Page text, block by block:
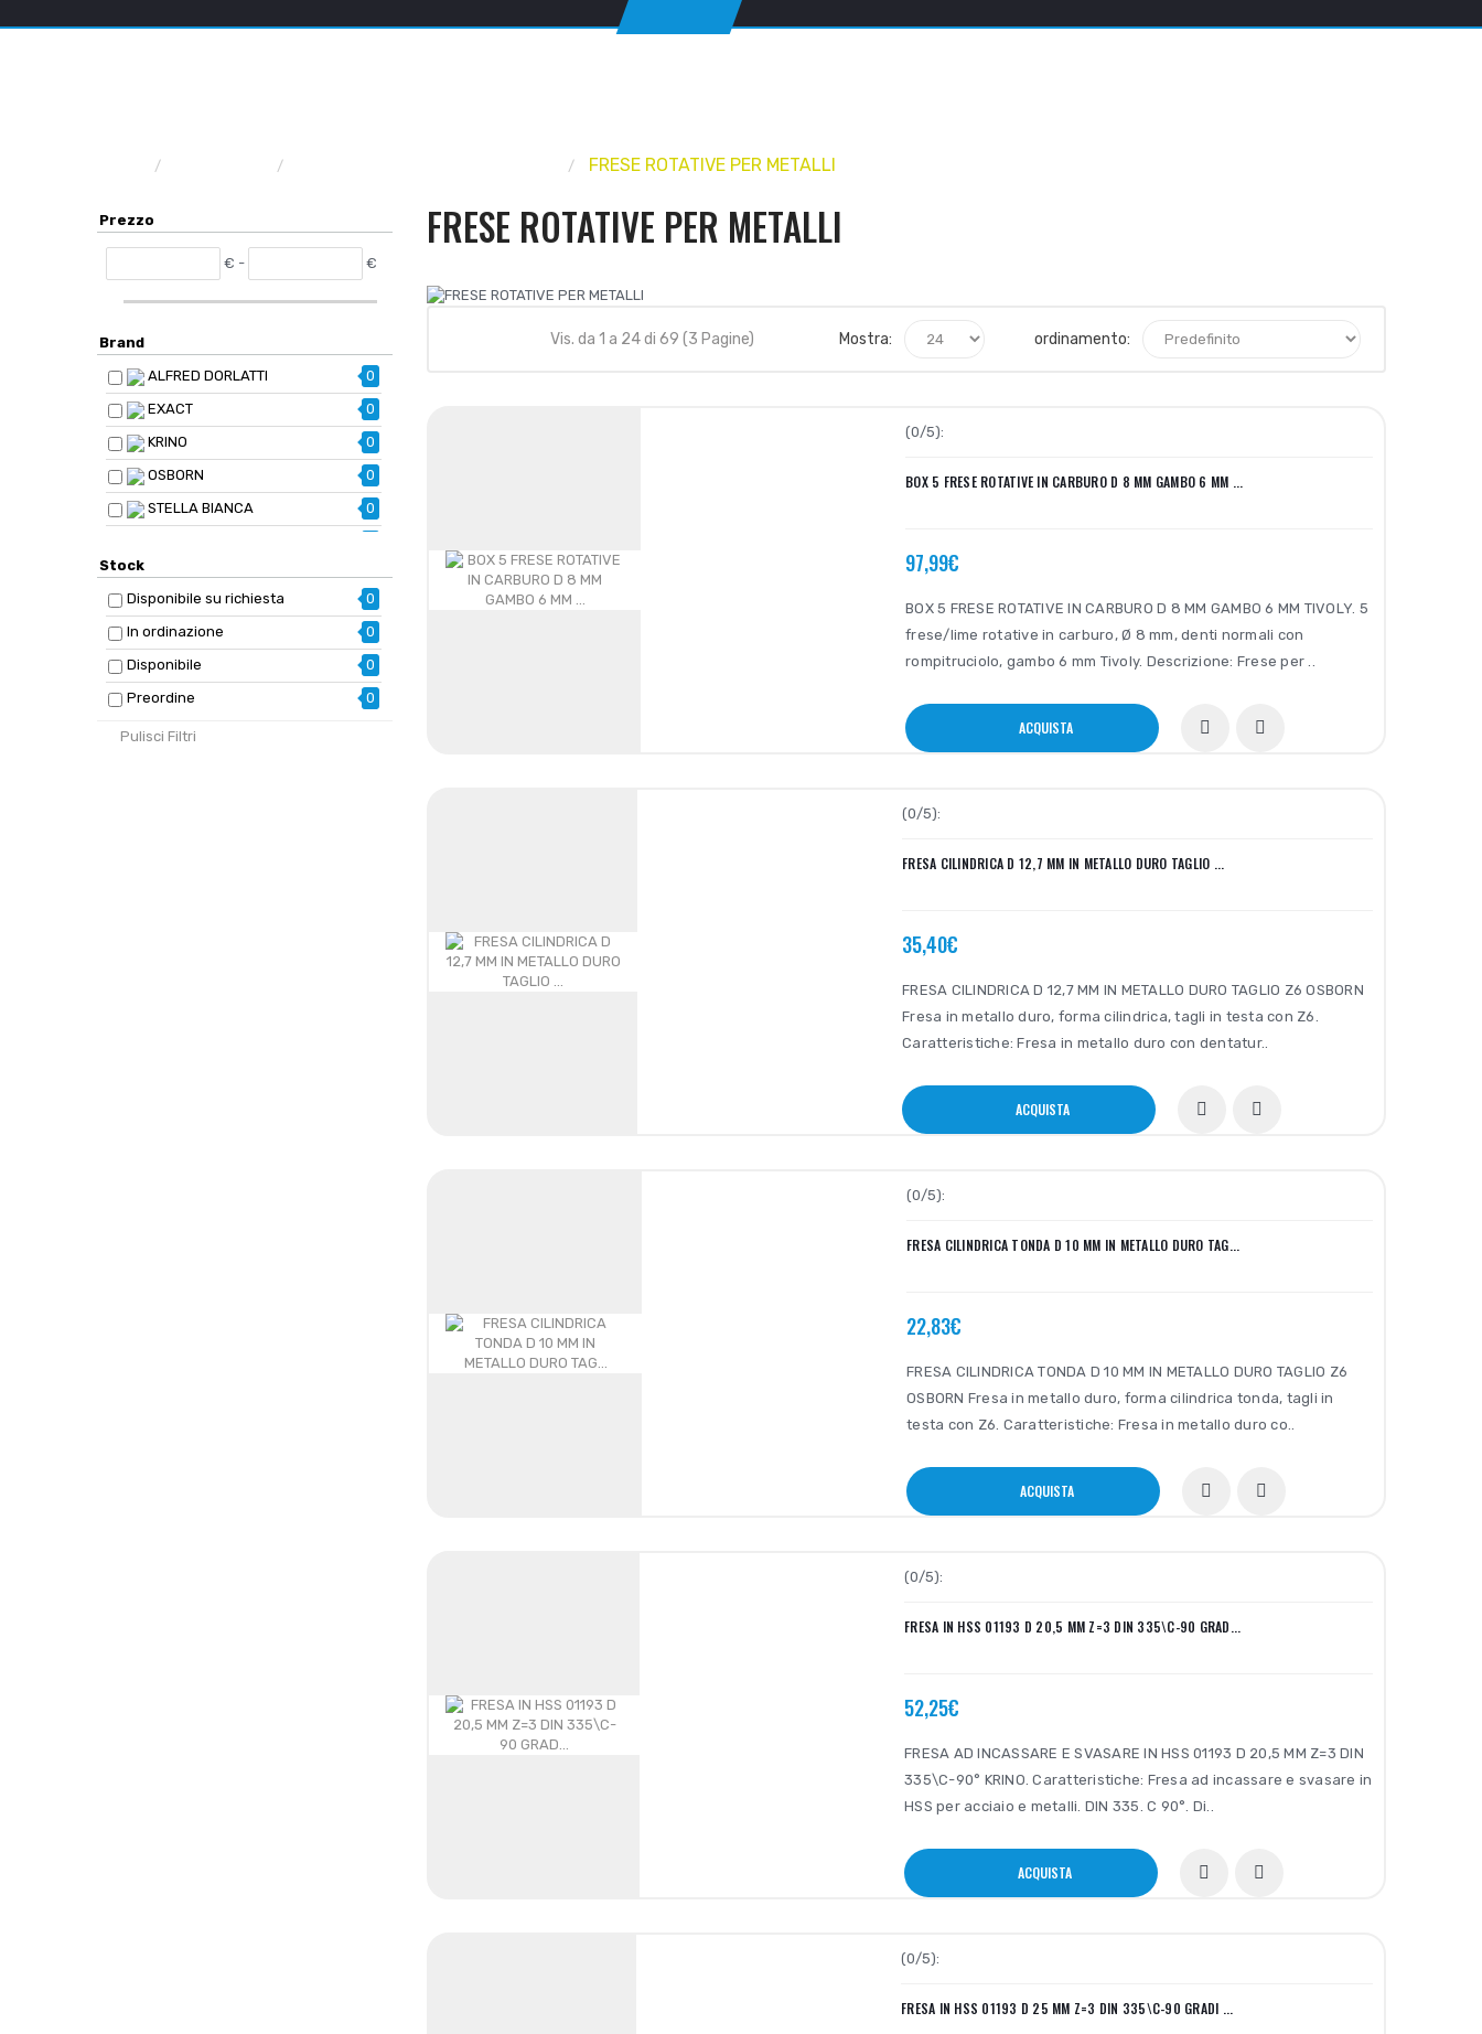
FRESE ROTATIVE PER METALLI
Prezzo
€ - €
Brand
ALFRED DORLATTI
0
EXACT
0
KRINO
0
OSBORN
0
STELLA BIANCA
0
Stock
Disponibile su richiesta
0
In ordinazione
0
Disponibile
0
Preordine
0
Pulisci Filtri
FRESE ROTATIVE PER METALLI
Vis. da 1 a 24 di 69 (3 Pagine) ordinamento:
Mostra:
(0/5):
BOX 5 FRESE ROTATIVE IN CARBURO D 8 MM GAMBO 6 MM ...
97,99€
BOX 5 FRESE ROTATIVE IN CARBURO D 8 MM GAMBO 6 MM TIVOLY. 5
frese/lime rotative in carburo, Ø 8 mm, denti normali con
rompitruciolo, gambo 6 mm Tivoly. Descrizione: Frese per ..
ACQUISTA
(0/5):
FRESA CILINDRICA D 12,7 MM IN METALLO DURO TAGLIO ...
35,40€
FRESA CILINDRICA D 12,7 MM IN METALLO DURO TAGLIO Z6 OSBORN
Fresa in metallo duro, forma cilindrica, tagli in testa con Z6.
Caratteristiche: Fresa in metallo duro con dentatur..
ACQUISTA
(0/5):
FRESA CILINDRICA TONDA D 10 MM IN METALLO DURO TAG...
22,83€
FRESA CILINDRICA TONDA D 10 MM IN METALLO DURO TAGLIO Z6
OSBORN Fresa in metallo duro, forma cilindrica tonda, tagli in
testa con Z6. Caratteristiche: Fresa in metallo duro co..
ACQUISTA
(0/5):
FRESA IN HSS 01193 D 20,5 MM Z=3 DIN 335\C-90 GRAD...
52,25€
FRESA AD INCASSARE E SVASARE IN HSS 01193 D 20,5 MM Z=3 DIN
335\C-90° KRINO. Caratteristiche: Fresa ad incassare e svasare in
HSS per acciaio e metalli. DIN 335. C 90°. Di..
ACQUISTA
(0/5):
FRESA IN HSS 01193 D 25 MM Z=3 DIN 335\C-90 GRADI ...